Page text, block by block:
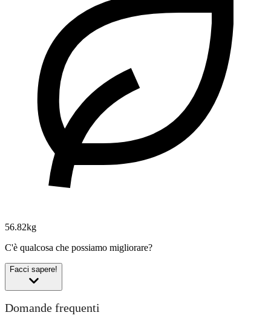
56.82kg
C'è qualcosa che possiamo migliorare?
Facci sapere!
Domande frequenti